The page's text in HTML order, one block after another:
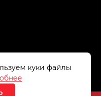
куки файлы